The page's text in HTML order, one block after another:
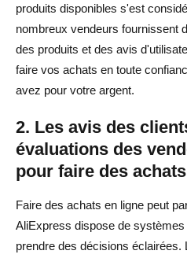
Comment puis-je trouver des
AliExpress ?
Les gadgets AliExpress
achetés ?
Comment puis-je obtenir les
gadgets AliExpress ?
Quels sont les gadgets
produits disponibles s'est
nombreux vendeurs fournissent
des produits et des avis
faire vos achats en toute
avez pour votre argent.
2. Les avis des
évaluations des
pour faire des
Faire des achats en ligne peut
AliExpress dispose de
prendre des décisions